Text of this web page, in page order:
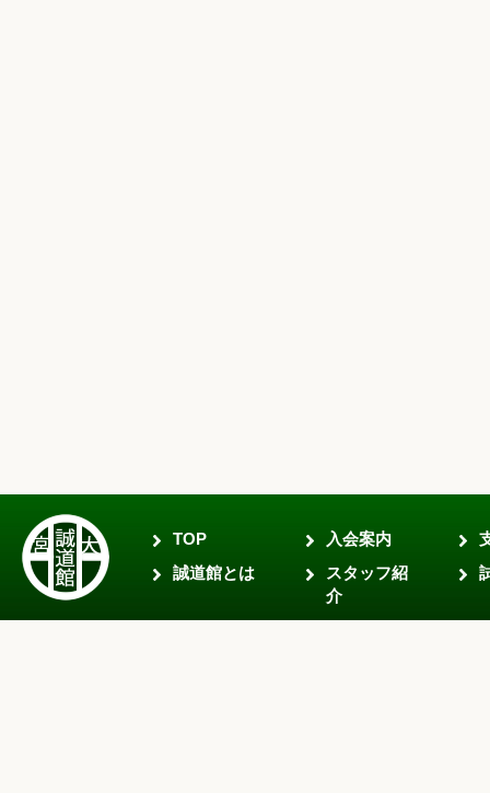
TOP
誠道館とは
入会案内
スタッフ紹
介